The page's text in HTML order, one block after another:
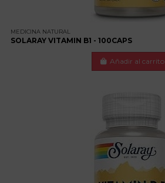
MEDICINA NATURAL
SOLARAY VITAMIN B1 - 100CAPS
Añadir al carrito